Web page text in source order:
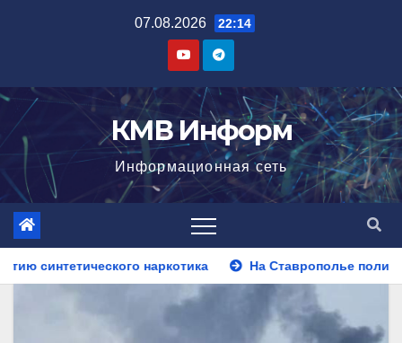
07.08.2026 22:14
КМВ Информ
Информационная сеть
На Ставрополье полицейские установили